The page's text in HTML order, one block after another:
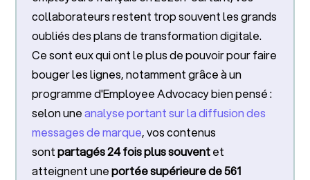
collaborateurs restent trop souvent les grands
oubliés des plans de transformation digitale.
Ce sont eux qui ont le plus de pouvoir pour faire
bouger les lignes, notamment grâce à un
programme d'Employee Advocacy bien pensé :
selon uneanalyse portant sur la diffusion des
messages de marque, vos contenus
sontpartagés 24 fois plus souventet
atteignent uneportée supérieure de 561